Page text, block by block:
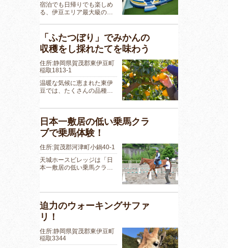
宿泊でも日帰りでも楽しめ
る、伊豆エリア最大級の…
「ふたつぼり」でみかんの
収穫をし採れたてを味わう
住所:静岡県賀茂郡東伊豆町
稲取1813-1
温暖な気候に恵まれた東伊
豆では、たくさんの品種…
日本一敷居の低い乗馬クラ
ブで乗馬体験！
住所:賀茂郡河津町小鍋40-1
天城ホースビレッジは「日
本一敷居の低い乗馬クラ…
迫力のウォーキングサファ
リ！
住所:静岡県賀茂郡東伊豆町
稲取3344